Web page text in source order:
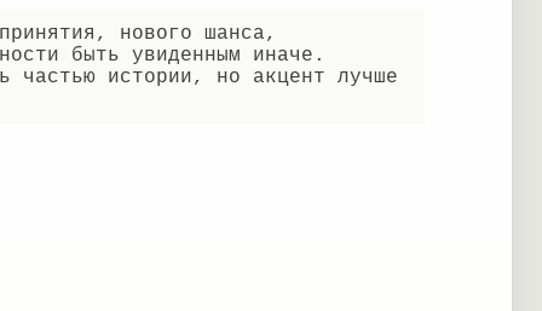
нового шанса,
быть увиденным иначе.
частью истории, но акцент лучше